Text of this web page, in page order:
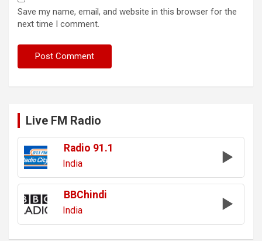
Save my name, email, and website in this browser for the
next time I comment.
Live FM Radio
Radio 91.1
India
BBChindi
India